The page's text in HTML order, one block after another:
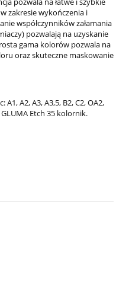
zakresie wykończenia i
współczynników załamania
pozwalają na uzyskanie
gama kolorów pozwala na
oraz skuteczne maskowanie
A2, A3, A3,5, B2, C2, OA2,
Etch 35 kolornik.